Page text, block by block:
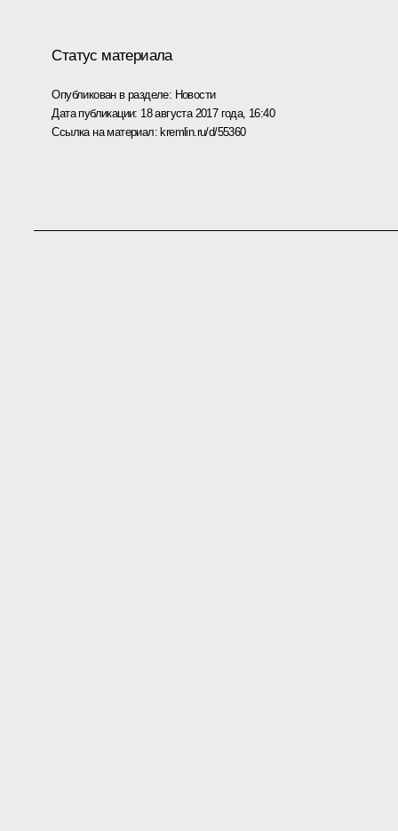
Статус материала
Опубликован в разделе: Новости
Дата публикации: 18 августа 2017 года, 16:40
Ссылка на материал: kremlin.ru/d/55360